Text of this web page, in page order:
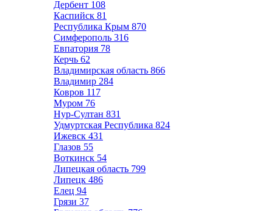
Дербент 108
Каспийск 81
Республика Крым 870
Симферополь 316
Евпатория 78
Керчь 62
Владимирская область 866
Владимир 284
Ковров 117
Муром 76
Нур-Султан 831
Удмуртская Республика 824
Ижевск 431
Глазов 55
Воткинск 54
Липецкая область 799
Липецк 486
Елец 94
Грязи 37